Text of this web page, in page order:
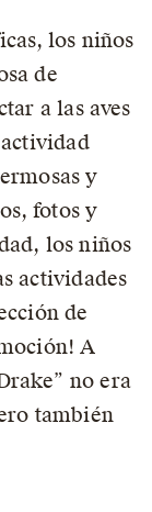
los niños
de
a las aves
y
fotos y
los niños
actividades
de
A
no era
también